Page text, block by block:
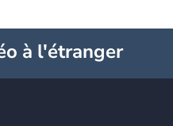
à l'étranger